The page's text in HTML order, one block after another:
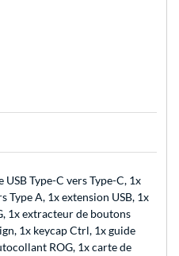
Type-C vers Type-C, 1x
Type A, 1x extension USB, 1x
1x extracteur de boutons
1x keycap Ctrl, 1x guide
ROG, 1x carte de